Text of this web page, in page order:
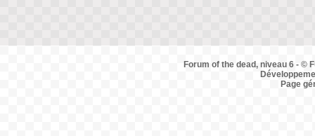
Forum of the dead, niveau 6 - ©
Page